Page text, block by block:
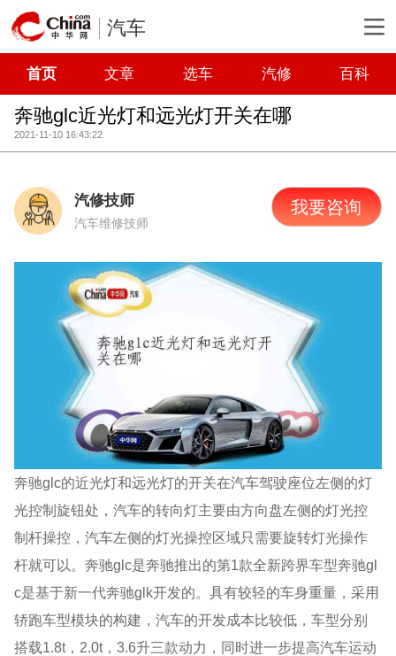
汽车
首页 文章 选车 汽修 百科
奔驰glc近光灯和远光灯开关在哪
2021-11-10 16:43:22
汽修技师
汽车维修技师
我要咨询
奔驰glc的近光灯和远光灯的开关在汽车驾驶座位左侧的灯
光控制旋钮处，汽车的转向灯主要由方向盘左侧的灯光控
制杆操控，汽车左侧的灯光操控区域只需要旋转灯光操作
杆就可以。奔驰glc是奔驰推出的第1款全新跨界车型奔驰gl
c是基于新一代奔驰glk开发的。具有较轻的车身重量，采用
轿跑车型模块的构建，汽车的开发成本比较低，车型分别
搭载1.8t，2.0t，3.6升三款动力，同时进一步提高汽车运动